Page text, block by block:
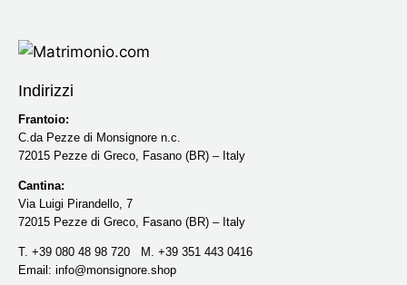
Indirizzi
Frantoio:
C.da Pezze di Monsignore n.c.
72015 Pezze di Greco, Fasano (BR) – Italy
Cantina:
Via Luigi Pirandello, 7
72015 Pezze di Greco, Fasano (BR) – Italy
T. +39 080 48 98 720 M. +39 351 443 0416‬
Email: info@monsignore.shop